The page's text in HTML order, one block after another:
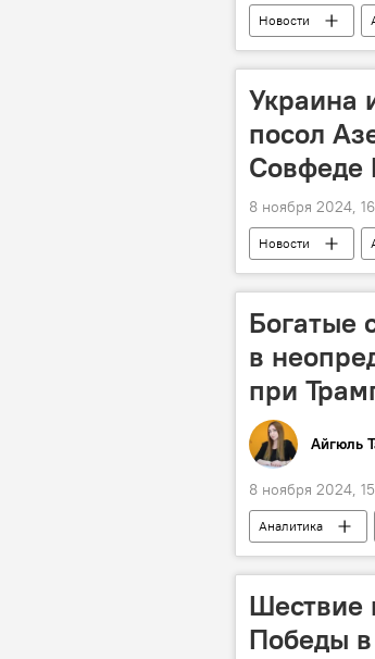
Новости
Флаг
Украина
посол
8 ноября 2024,
Новости
Совет федерации
Богатые
в
при
Айгюль
8 ноября 2024,
Аналитика
Евросоюз
Шествие
Победы